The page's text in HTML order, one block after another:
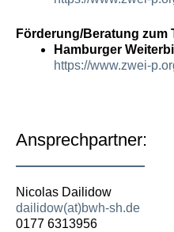
Förderung/Beratung zum
Hamburger
https://www.zwei-
Ansprechpartner:
Nicolas Dailidow
dailidow(at)bwh-sh.de
0177 6313956